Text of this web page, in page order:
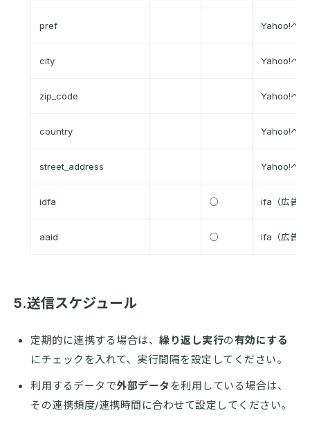
pref Yahoo!へ
city Yahoo!へ
zip_code Yahoo!へ
country Yahoo!へ
street_address Yahoo!へ
idfa ○ ifa（広告識
aaid ○ ifa（広告識
5.送信スケジュール
定期的に連携する場合は、 繰り返し実行の有効にする
にチェックを入れて、実行間隔を設定してください。
利用するデータで外部データを利用している場合は、
その連携頻度/連携時間に合わせて設定してください。